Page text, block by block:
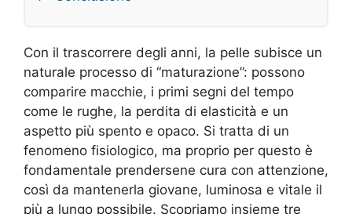
Con il trascorrere degli anni, la pelle subisce un
naturale processo di “maturazione”: possono
comparire macchie, i primi segni del tempo
come le rughe, la perdita di elasticità e un
aspetto più spento e opaco. Si tratta di un
fenomeno fisiologico, ma proprio per questo è
fondamentale prendersene cura con attenzione,
così da mantenerla giovane, luminosa e vitale il
più a lungo possibile. Scopriamo insieme tre